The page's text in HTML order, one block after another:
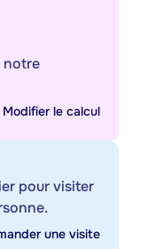
notre
Modifier le calcul
pour visiter
une visite